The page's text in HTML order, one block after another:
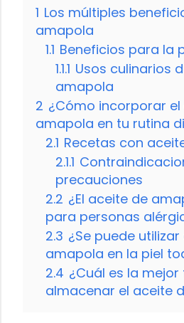
1 Los múltiples
amapola
1.1 Beneficios para la
1.1.1 Usos culinarios
amapola
2 ¿Cómo incorporar
amapola en tu rutina
2.1 Recetas con
2.1.1
precauciones
2.2 ¿El aceite de
para personas
2.3 ¿Se puede
amapola en la piel
2.4 ¿Cuál es la
almacenar el aceite